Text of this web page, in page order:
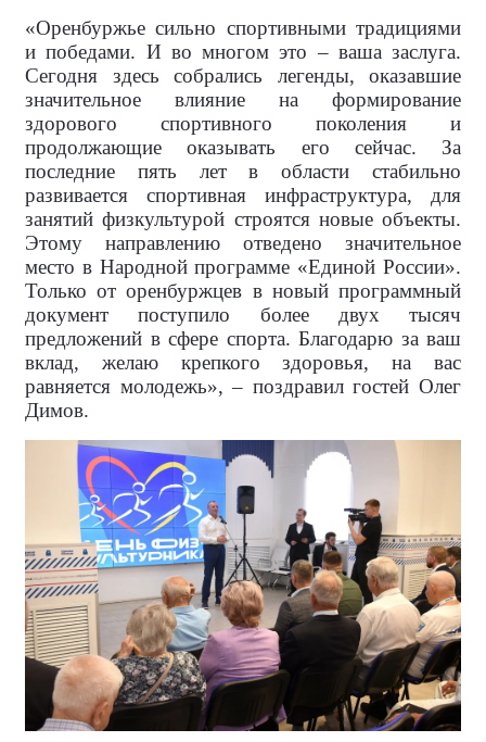
«Оренбуржье сильно спортивными традициями
и победами. И во многом это – ваша заслуга.
Сегодня здесь собрались легенды, оказавшие
значительное влияние на формирование
здорового спортивного поколения и
продолжающие оказывать его сейчас. За
последние пять лет в области стабильно
развивается спортивная инфраструктура, для
занятий физкультурой строятся новые объекты.
Этому направлению отведено значительное
место в Народной программе «Единой России».
Только от оренбуржцев в новый программный
документ поступило более двух тысяч
предложений в сфере спорта. Благодарю за ваш
вклад, желаю крепкого здоровья, на вас
равняется молодежь», – поздравил гостей Олег
Димов.